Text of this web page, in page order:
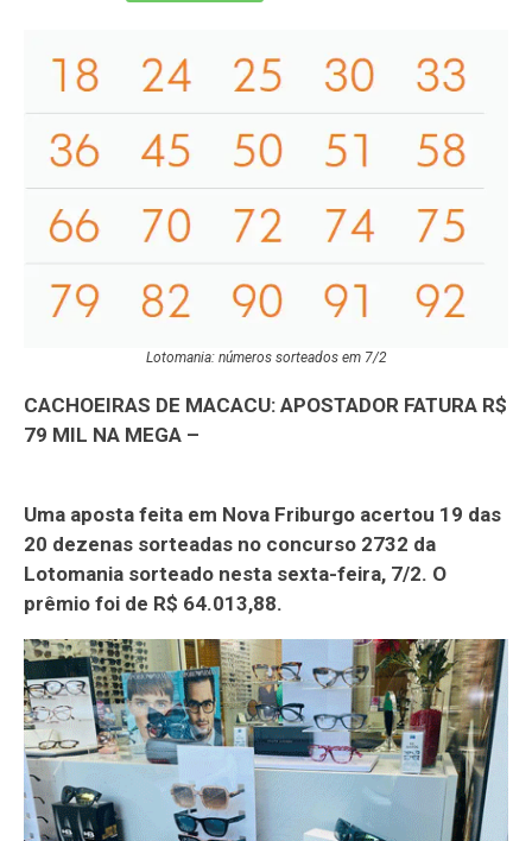
Lotomania: números sorteados em 7/2
CACHOEIRAS DE MACACU: APOSTADOR FATURA R$
79 MIL NA MEGA –
Uma aposta feita em Nova Friburgo acertou 19 das
20 dezenas sorteadas no concurso 2732 da
Lotomania sorteado nesta sexta-feira, 7/2. O
prêmio foi de R$ 64.013,88.